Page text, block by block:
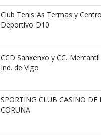
Club Tenis As Termas y
Deportivo D10
CCD Sanxenxo y CC. Mercantil
Ind. de Vigo
SPORTING CLUB CASINO DE
CORUÑA